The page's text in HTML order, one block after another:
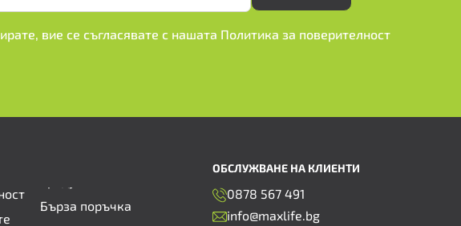
вие се съгласявате с нашата Политика за поверителност
Бърза поръчка
ОБСЛУЖВАНЕ НА КЛИЕНТИ
0878 567 491
info@maxlife.bg